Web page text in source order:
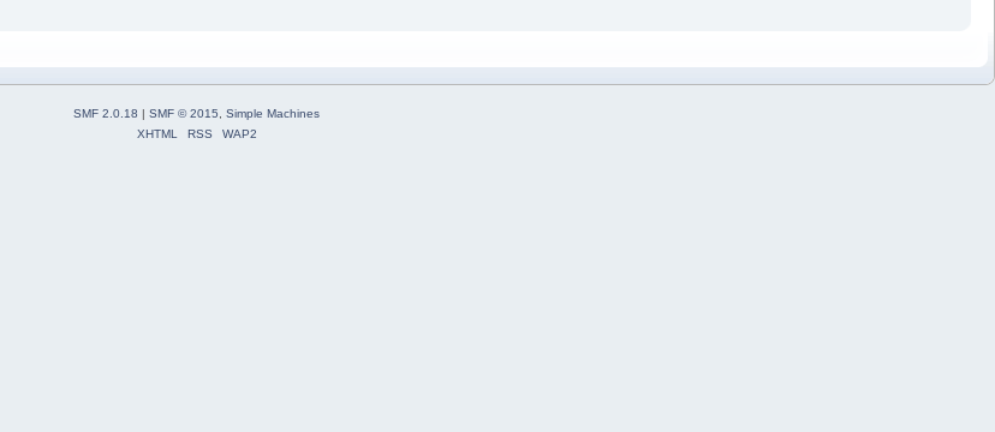
SMF 2.0.18 | SMF © 2015, Simple Machines
XHTML
RSS WAP2